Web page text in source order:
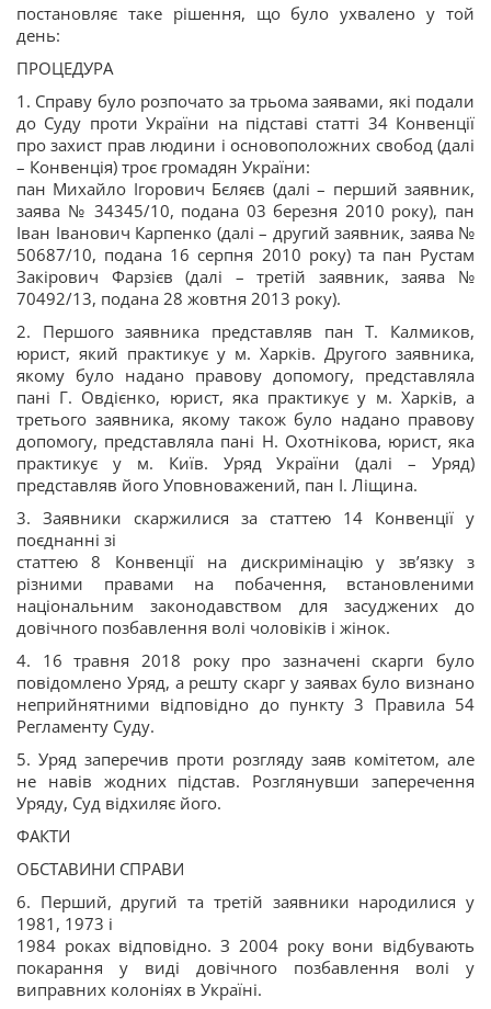
постановляє таке рішення, що було ухвалено у той
день:
ПРОЦЕДУРА
1. Справу було розпочато за трьома заявами, які подали
до Суду проти України на підставі статті 34 Конвенції
про захист прав людини і основоположних свобод (далі
– Конвенція) троє громадян України:
пан Михайло Ігорович Бєляєв (далі – перший заявник,
заява № 34345/10, подана 03 березня 2010 року), пан
Іван Іванович Карпенко (далі – другий заявник, заява №
50687/10, подана 16 серпня 2010 року) та пан Рустам
Закірович Фарзієв (далі – третій заявник, заява №
70492/13, подана 28 жовтня 2013 року).
2. Першого заявника представляв пан Т. Калмиков,
юрист, який практикує у м. Харків. Другого заявника,
якому було надано правову допомогу, представляла
пані Г. Овдієнко, юрист, яка практикує у м. Харків, а
третього заявника, якому також було надано правову
допомогу, представляла пані Н. Охотнікова, юрист, яка
практикує у м. Київ. Уряд України (далі – Уряд)
представляв його Уповноважений, пан І. Ліщина.
3. Заявники скаржилися за статтею 14 Конвенції у
поєднанні зі
статтею 8 Конвенції на дискримінацію у зв’язку з
різними правами на побачення, встановленими
національним законодавством для засуджених до
довічного позбавлення волі чоловіків і жінок.
4. 16 травня 2018 року про зазначені скарги було
повідомлено Уряд, а решту скарг у заявах було визнано
неприйнятними відповідно до пункту 3 Правила 54
Регламенту Суду.
5. Уряд заперечив проти розгляду заяв комітетом, але
не навів жодних підстав. Розглянувши заперечення
Уряду, Суд відхиляє його.
ФАКТИ
ОБСТАВИНИ СПРАВИ
6. Перший, другий та третій заявники народилися у
1981, 1973 і
1984 роках відповідно. З 2004 року вони відбувають
покарання у виді довічного позбавлення волі у
виправних колоніях в Україні.